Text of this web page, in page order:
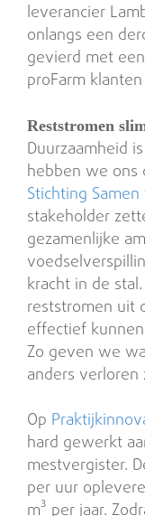
leverancier
onlangs een
gevierd met
proFarm
Reststromen
Duurzaamheid
hebben we ons
Stichting
stakeholder
gezamenlijke
kracht in de
reststromen uit
effectief
Zo geven we
anders verloren
Op
hard gewerkt
mestvergister.
per uur
m³ per jaar.